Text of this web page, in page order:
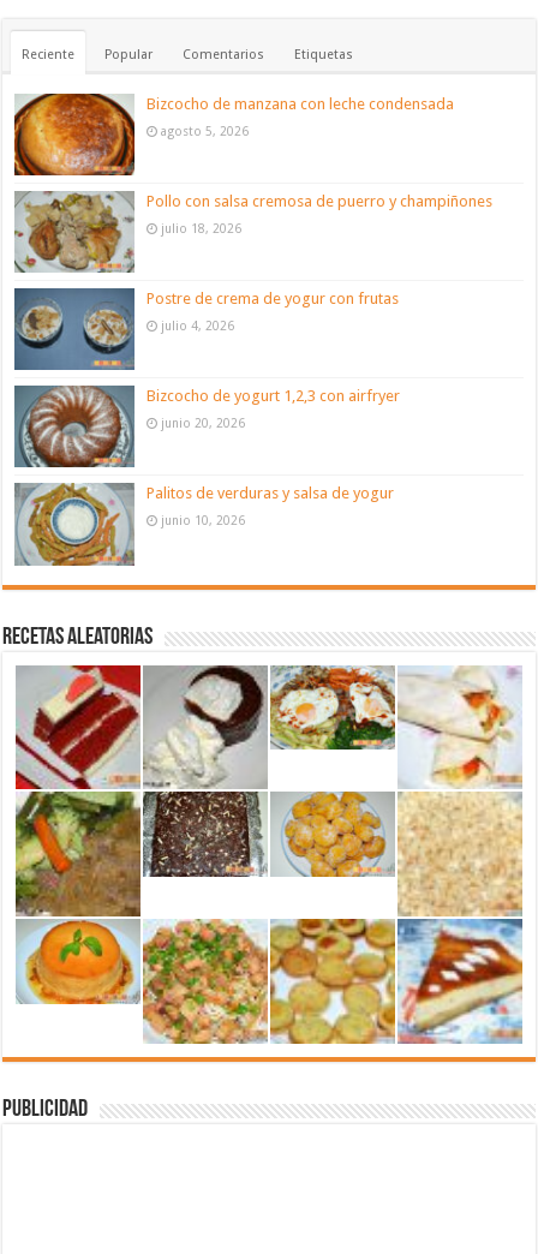
Reciente Popular Comentarios Etiquetas
Bizcocho de manzana con leche condensada
agosto 5, 2026
Pollo con salsa cremosa de puerro y champiñones
julio 18, 2026
Postre de crema de yogur con frutas
julio 4, 2026
Bizcocho de yogurt 1,2,3 con airfryer
junio 20, 2026
Palitos de verduras y salsa de yogur
junio 10, 2026
Recetas aleatorias
Publicidad